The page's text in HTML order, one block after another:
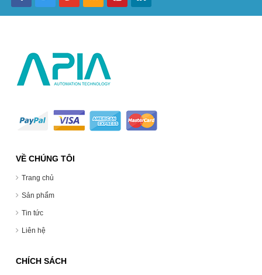
VỀ CHÚNG TÔI
Trang chủ
Sản phẩm
Tin tức
Liên hệ
CHÍCH SÁCH